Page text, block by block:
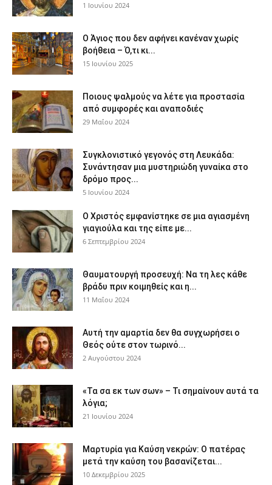
1 Ιουνίου 2024
Ο Άγιος που δεν αφήνει κανέναν χωρίς
βοήθεια – Ό,τι κι...
15 Ιουνίου 2025
Ποιους ψαλμούς να λέτε για προστασία
από συμφορές και αναποδιές
29 Μαΐου 2024
Συγκλονιστικό γεγονός στη Λευκάδα:
Συνάντησαν μια μυστηριώδη γυναίκα στο
δρόμο προς...
5 Ιουνίου 2024
Ο Χριστός εμφανίστηκε σε μια αγιασμένη
γιαγιούλα και της είπε με...
6 Σεπτεμβρίου 2024
Θαυματουργή προσευχή: Να τη λες κάθε
βράδυ πριν κοιμηθείς και η...
11 Μαΐου 2024
Αυτή την αμαρτία δεν θα συγχωρήσει ο
Θεός ούτε στον τωρινό...
2 Αυγούστου 2024
«Τα σα εκ των σων» – Τι σημαίνουν αυτά τα
λόγια;
21 Ιουνίου 2024
Μαρτυρία για Καύση νεκρών: Ο πατέρας
μετά την καύση του βασανίζεται...
10 Δεκεμβρίου 2025